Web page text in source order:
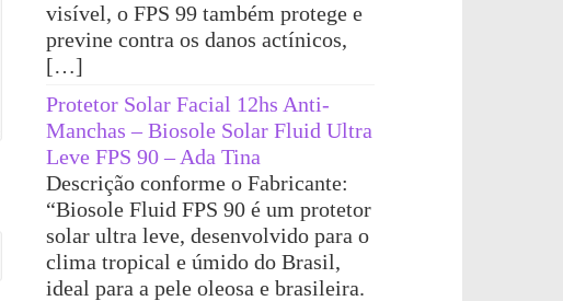
visível, o FPS 99 também protege e
previne contra os danos actínicos,
[…]
Protetor Solar Facial 12hs Anti-
Manchas – Biosole Solar Fluid Ultra
Leve FPS 90 – Ada Tina
Descrição conforme o Fabricante:
“Biosole Fluid FPS 90 é um protetor
solar ultra leve, desenvolvido para o
clima tropical e úmido do Brasil,
ideal para a pele oleosa e brasileira.